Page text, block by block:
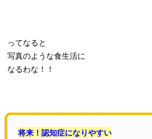
ってなると
写真のような食生活に
なるわな！！
将来！認知症になりやすい